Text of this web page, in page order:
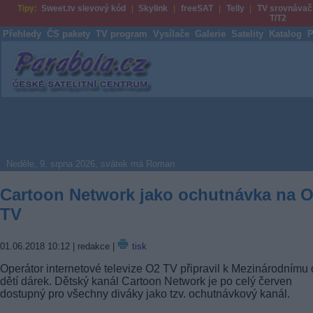
Tipy: Sweet.tv slevový kód Skylink freeSAT Telly
TV srovnávač
T/T2
Přehledy ČS pakety TV program Vysílače Galerie Satelity Katalog
Parabola.cz
Neděle, 9. srpna 2026, svátek má Roman
Cartoon Network jako ochutnávka na
TV
01.06.2018 10:12 | redakce | tisk
Operátor internetové televize O2 TV připravil k Mezinárodnímu
dětí dárek. Dětský kanál Cartoon Network je po celý červen
dostupný pro všechny diváky jako tzv. ochutnávkový kanál.